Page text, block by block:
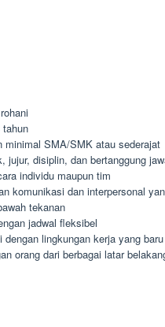
tahun
minimal SMA/SMK atau sederajat
jujur, disiplin, dan bertanggung
individu maupun tim
komunikasi dan interpersonal
tekanan
jadwal fleksibel
dengan lingkungan kerja yang baru
orang dari berbagai latar